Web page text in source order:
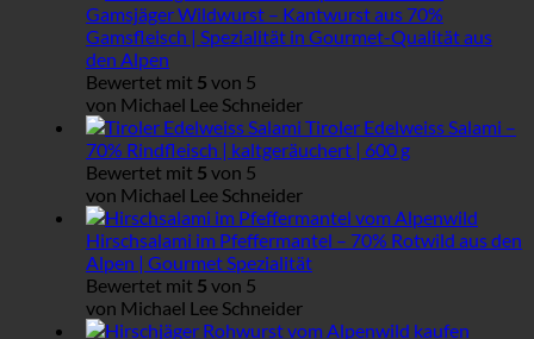
Gamsjäger Wildwurst – Kantwurst aus 70%
Gamsfleisch | Spezialität in Gourmet-Qualität aus
den Alpen
Bewertet mit 5 von 5
von Michael Lee Schneider
Tiroler Edelweiss Salami –
70% Rindfleisch | kaltgeräuchert | 600 g
Bewertet mit 5 von 5
von Michael Lee Schneider
Hirschsalami im Pfeffermantel – 70% Rotwild aus den
Alpen | Gourmet Spezialität
Bewertet mit 5 von 5
von Michael Lee Schneider